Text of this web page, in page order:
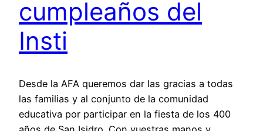
cumpleaños del
Insti
Desde la AFA queremos dar las gracias a todas
las familias y al conjunto de la comunidad
educativa por participar en la fiesta de los 400